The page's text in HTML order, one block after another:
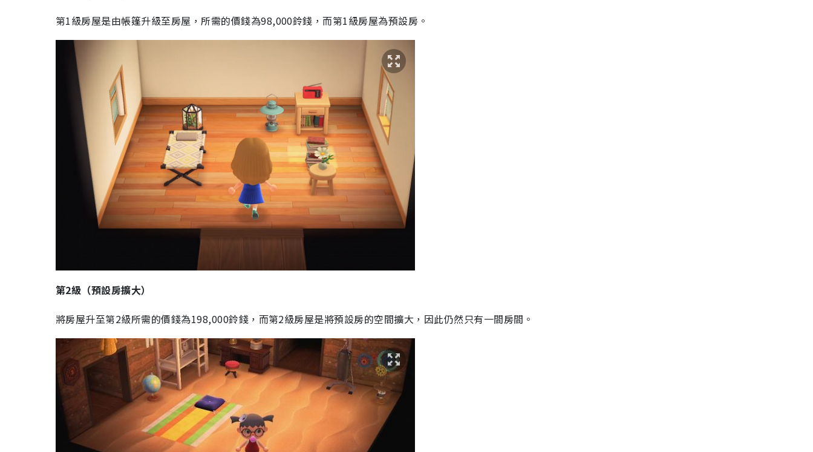
第1級房屋是由帳篷升級至房屋，所需的價錢為98,000鈴錢，而第1級房屋為預設房。
第2級（預設房擴大）
將房屋升至第2級所需的價錢為198,000鈴錢，而第2級房屋是將預設房的空間擴大，因此仍然只有一間房間。